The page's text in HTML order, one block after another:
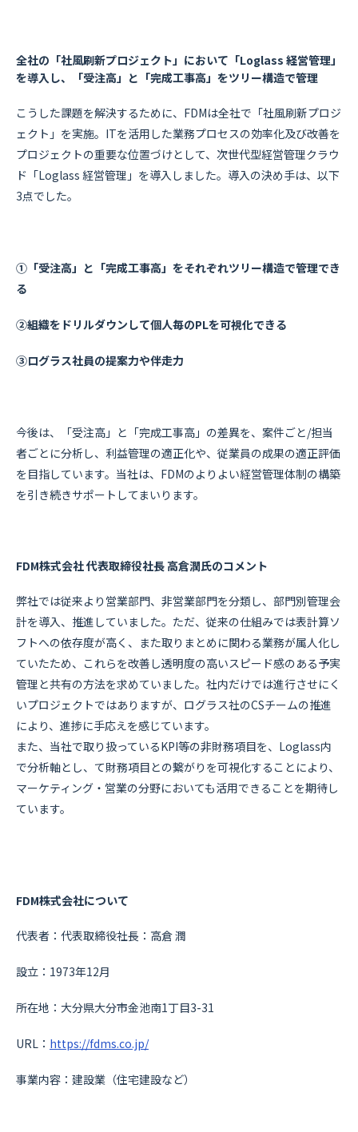
全社の「社風刷新プロジェクト」において「Loglass 経営管理」
を導入し、「受注高」と「完成工事高」をツリー構造で管理
こうした課題を解決するために、FDMは全社で「社風刷新プロジ
ェクト」を実施。ITを活用した業務プロセスの効率化及び改善を
プロジェクトの重要な位置づけとして、次世代型経営管理クラウ
ド「Loglass 経営管理」を導入しました。導入の決め手は、以下
3点でした。
①「受注高」と「完成工事高」をそれぞれツリー構造で管理でき
る
②組織をドリルダウンして個人毎のPLを可視化できる
③ログラス社員の提案力や伴走力
今後は、「受注高」と「完成工事高」の差異を、案件ごと/担当
者ごとに分析し、利益管理の適正化や、従業員の成果の適正評価
を目指しています。当社は、FDMのよりよい経営管理体制の構築
を引き続きサポートしてまいります。
FDM株式会社 代表取締役社長 高倉潤氏のコメント
弊社では従来より営業部門、非営業部門を分類し、部門別管理会
計を導入、推進していました。ただ、従来の仕組みでは表計算ソ
フトへの依存度が高く、また取りまとめに関わる業務が属人化し
ていたため、これらを改善し透明度の高いスピード感のある予実
管理と共有の方法を求めていました。社内だけでは進行させにく
いプロジェクトではありますが、ログラス社のCSチームの推進
により、進捗に手応えを感じています。
また、当社で取り扱っているKPI等の非財務項目を、Loglass内
で分析軸とし、て財務項目との繋がりを可視化することにより、
マーケティング・営業の分野においても活用できることを期待し
ています。
FDM株式会社について
代表者：代表取締役社長：高倉 潤
設立：1973年12月
所在地：大分県大分市金池南1丁目3-31
URL： https://fdms.co.jp/
事業内容：建設業（住宅建設など）